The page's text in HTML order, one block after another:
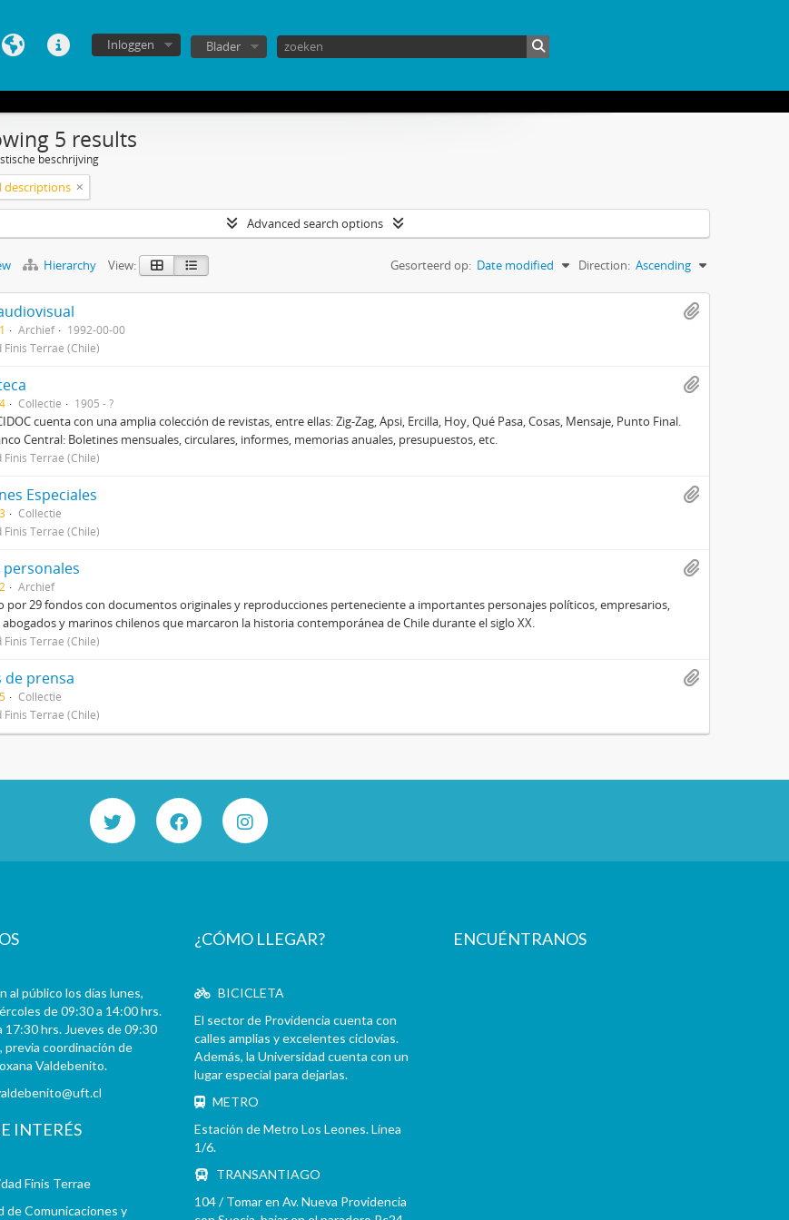
Inloggen Blader
5 results
beschrijving
descriptions
Advanced search options
Hierarchy View: Gesorteerd op: Date modified Direction: Ascending
Archief
1992-00-00
Finis Terrae (Chile)
Collectie 1905 - ?
cuenta con una amplia colección de revistas, entre ellas: Zig-Zag, Apsi, Ercilla, Hoy, Qué Pasa, Cosas, Mensaje, Punto Final.
Central: Boletines mensuales, circulares, informes, memorias anuales, presupuestos, etc.
Finis Terrae (Chile)
Especiales
Collectie
Finis Terrae (Chile)
Archief
por 29 fondos con documentos originales y reproducciones perteneciente a importantes personajes políticos, empresarios,
abogados y marinos chilenos que marcaron la historia contemporánea de Chile durante el siglo XX.
Finis Terrae (Chile)
de prensa
Collectie
Finis Terrae (Chile)
al público los días lunes,
de 09:30 a 14:00 hrs.
17:30 hrs. Jueves de 09:30
previa coordinación de
Valdebenito.
INTERÉS
Finis Terrae
de Comunicaciones y
¿CÓMO LLEGAR?
BICICLETA
El sector de Providencia cuenta con
calles amplias y excelentes ciclovías.
Además, la Universidad cuenta con un
lugar especial para dejarlas.
METRO
Estación de Metro Los Leones. Línea
1/6.
TRANSANTIAGO
104 / Tomar en Av. Nueva Providencia
ENCUÉNTRANOS